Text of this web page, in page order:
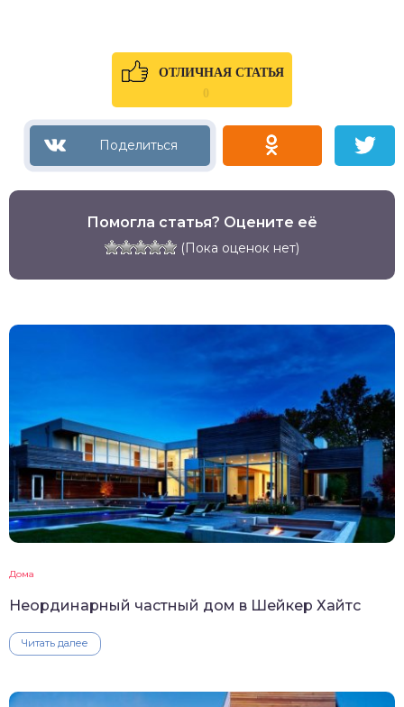
ОТЛИЧНАЯ СТАТЬЯ
0
Помогла статья? Оцените её
(Пока оценок нет)
Дома
Неординарный частный дом в Шейкер Хайтс
Читать далее